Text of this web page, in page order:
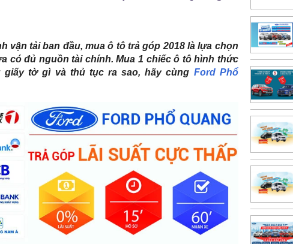
tải ban đầu, mua ô tô trả góp 2018 là lựa chọn
có đủ nguồn tài chính. Mua 1 chiếc ô tô hình thức
tờ gì và thủ tục ra sao, hãy cùng Ford Phổ